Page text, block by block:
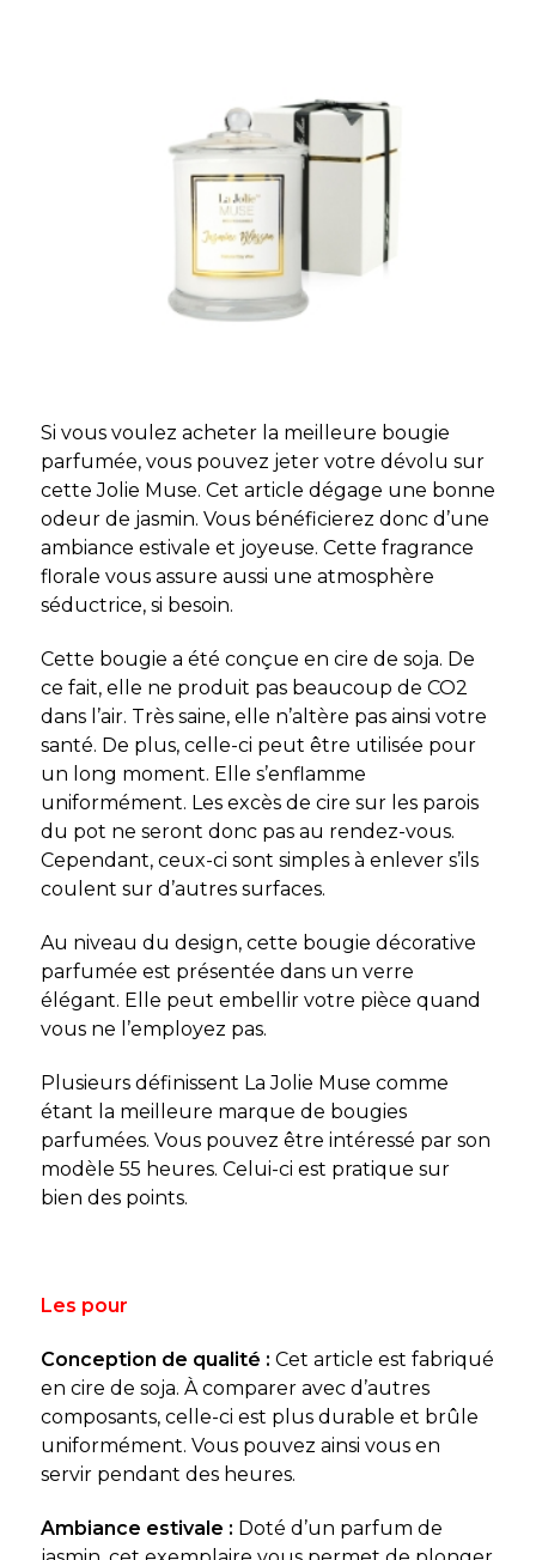
Si vous voulez acheter la meilleure bougie
parfumée, vous pouvez jeter votre dévolu sur
cette Jolie Muse. Cet article dégage une bonne
odeur de jasmin. Vous bénéficierez donc d’une
ambiance estivale et joyeuse. Cette fragrance
florale vous assure aussi une atmosphère
séductrice, si besoin.
Cette bougie a été conçue en cire de soja. De
ce fait, elle ne produit pas beaucoup de CO2
dans l’air. Très saine, elle n’altère pas ainsi votre
santé. De plus, celle-ci peut être utilisée pour
un long moment. Elle s’enflamme
uniformément. Les excès de cire sur les parois
du pot ne seront donc pas au rendez-vous.
Cependant, ceux-ci sont simples à enlever s’ils
coulent sur d’autres surfaces.
Au niveau du design, cette bougie décorative
parfumée est présentée dans un verre
élégant. Elle peut embellir votre pièce quand
vous ne l’employez pas.
Plusieurs définissent La Jolie Muse comme
étant la meilleure marque de bougies
parfumées. Vous pouvez être intéressé par son
modèle 55 heures. Celui-ci est pratique sur
bien des points.
Les pour
Conception de qualité : Cet article est fabriqué
en cire de soja. À comparer avec d’autres
composants, celle-ci est plus durable et brûle
uniformément. Vous pouvez ainsi vous en
servir pendant des heures.
Ambiance estivale : Doté d’un parfum de